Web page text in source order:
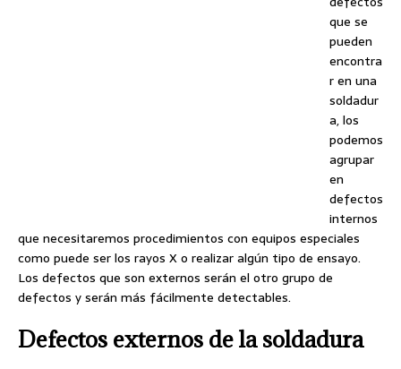
que se
pueden
encontra
r en una
soldadur
a, los
podemos
agrupar
en
defectos
internos
que necesitaremos procedimientos con equipos especiales
como puede ser los rayos X o realizar algún tipo de ensayo.
Los defectos que son externos serán el otro grupo de
defectos y serán más fácilmente detectables.
Defectos externos de la soldadura